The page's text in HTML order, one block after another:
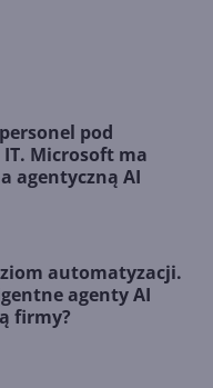
pod
Microsoft ma
agentyczną AI
automatyzacji.
agenty AI
firmy?